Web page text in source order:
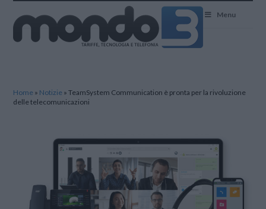
Menu
Home » Notizie »TeamSystem Communication è pronta per la rivoluzione
delle telecomunicazioni